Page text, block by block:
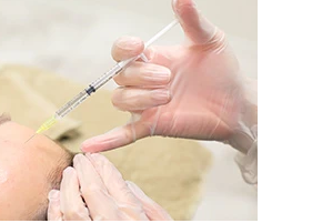
いるボトックス薬剤は、
店から購入しておりま